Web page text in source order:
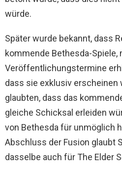
würde.
Später wurde bekannt, dass
kommende Bethesda-
Veröffentlichungstermine
dass sie exklusiv erscheinen
glaubten, dass das
gleiche Schicksal erleiden
von Bethesda für unmöglich
Abschluss der Fusion glaubt
dasselbe auch für The Elder